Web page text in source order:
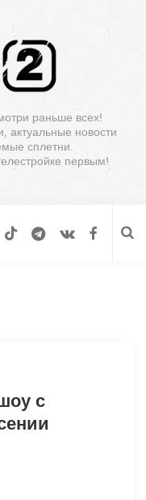
раньше всех!
актуальные новости
сплетни.
первым!
с